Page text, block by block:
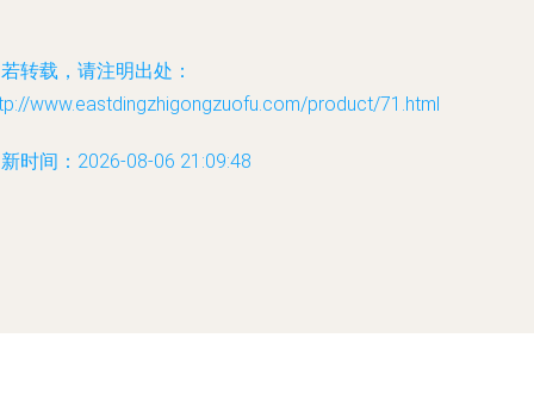
转载，请注明出处：
www.eastdingzhigongzuofu.com/product/71.html
时间：2026-08-06 21:09:48